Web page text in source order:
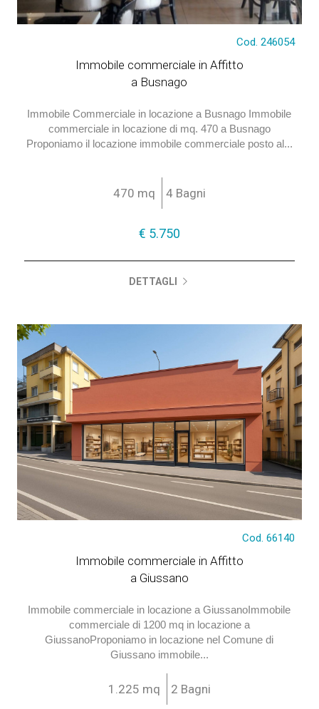
Cod. 246054
Immobile commerciale in Affitto
a Busnago
Immobile Commerciale in locazione a Busnago Immobile
commerciale in locazione di mq. 470 a Busnago
Proponiamo il locazione immobile commerciale posto al...
470 mq 4 Bagni
€ 5.750
DETTAGLI
Cod. 66140
Immobile commerciale in Affitto
a Giussano
Immobile commerciale in locazione a GiussanoImmobile
commerciale di 1200 mq in locazione a
GiussanoProponiamo in locazione nel Comune di
Giussano immobile...
1.225 mq 2 Bagni